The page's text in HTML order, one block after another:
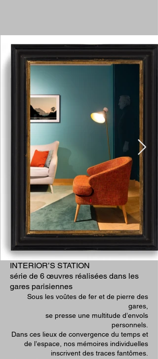
INTERIOR’S STATION
série de 6 œuvres réalisées dans les
gares parisiennes
Sous les voûtes de fer et de pierre des
gares,
se presse une multitude d’envols
personnels.
Dans ces lieux de convergence du temps et
de l’espace, nos mémoires individuelles
inscrivent des traces fantômes.